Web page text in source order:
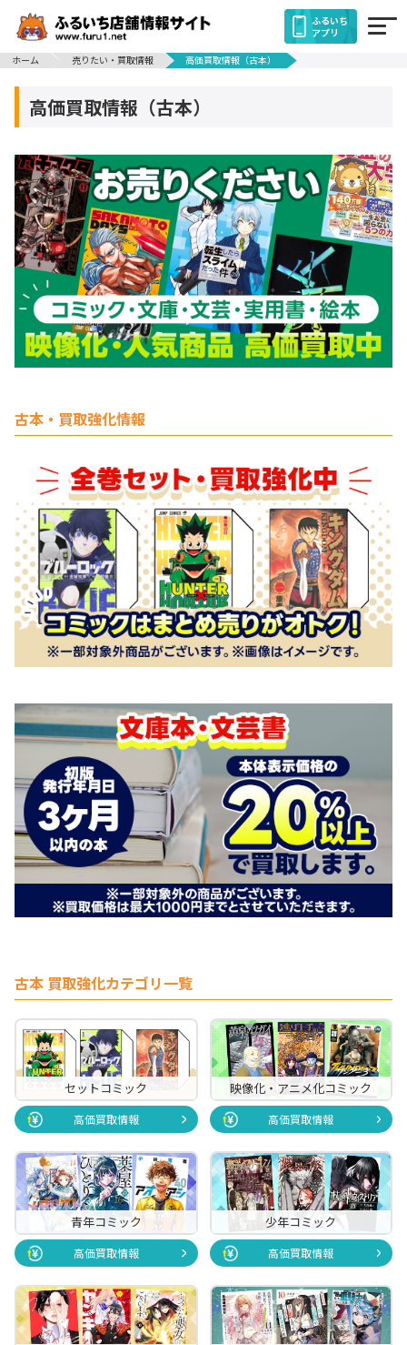
ふるいち
アプリ
ホーム
売りたい・買取情報 高価買取情報（古本）
高価買取情報（古本）
古本・買取強化情報
古本 買取強化カテゴリ一覧
セットコミック
高価買取情報
映像化・アニメ化コミック
高価買取情報
青年コミック
高価買取情報
少年コミック
高価買取情報